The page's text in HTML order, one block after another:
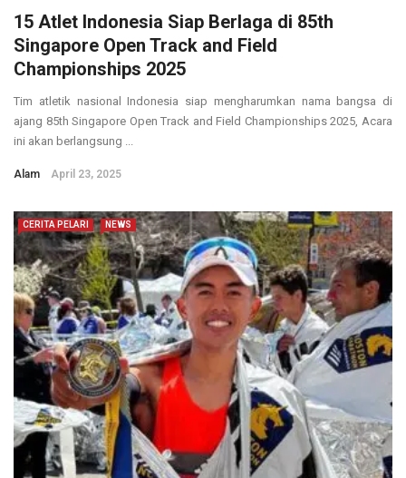
15 Atlet Indonesia Siap Berlaga di 85th
Singapore Open Track and Field
Championships 2025
Tim atletik nasional Indonesia siap mengharumkan nama bangsa di
ajang 85th Singapore Open Track and Field Championships 2025, Acara
ini akan berlangsung ...
Alam April 23, 2025
CERITA PELARI NEWS